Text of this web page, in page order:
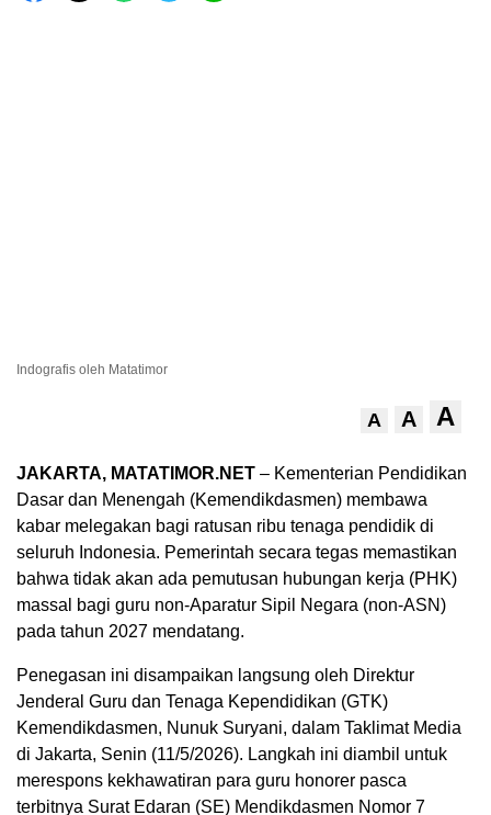
Indografis oleh Matatimor
A A A
JAKARTA, MATATIMOR.NET – Kementerian Pendidikan
Dasar dan Menengah (Kemendikdasmen) membawa
kabar melegakan bagi ratusan ribu tenaga pendidik di
seluruh Indonesia. Pemerintah secara tegas memastikan
bahwa tidak akan ada pemutusan hubungan kerja (PHK)
massal bagi guru non-Aparatur Sipil Negara (non-ASN)
pada tahun 2027 mendatang.
Penegasan ini disampaikan langsung oleh Direktur
Jenderal Guru dan Tenaga Kependidikan (GTK)
Kemendikdasmen, Nunuk Suryani, dalam Taklimat Media
di Jakarta, Senin (11/5/2026). Langkah ini diambil untuk
merespons kekhawatiran para guru honorer pasca
terbitnya Surat Edaran (SE) Mendikdasmen Nomor 7